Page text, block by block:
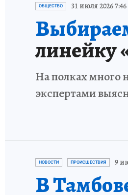
ОБЩЕСТВО 31 июля 2026 7:46
линейку
На полках много
экспертами
НОВОСТИ ПРОИСШЕСТВИЯ 9
В